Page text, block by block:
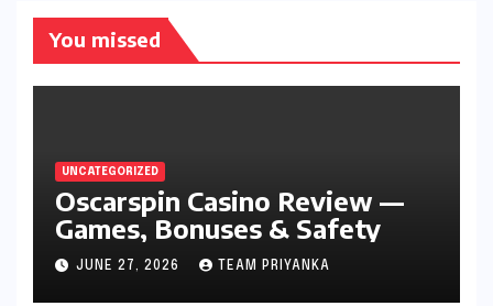
You missed
UNCATEGORIZED
Oscarspin Casino Review —
Games, Bonuses & Safety
JUNE 27, 2026 TEAM PRIYANKA